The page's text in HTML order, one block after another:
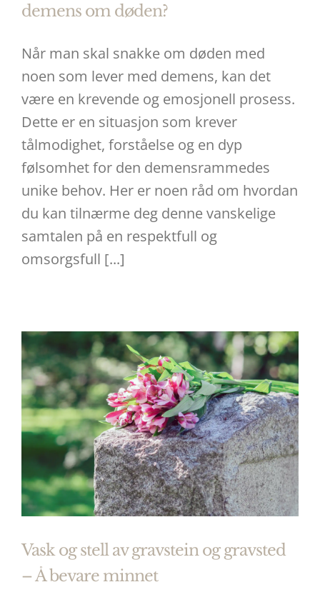
demens om døden?
Når man skal snakke om døden med
noen som lever med demens, kan det
være en krevende og emosjonell prosess.
Dette er en situasjon som krever
tålmodighet, forståelse og en dyp
følsomhet for den demensrammedes
unike behov. Her er noen råd om hvordan
du kan tilnærme deg denne vanskelige
samtalen på en respektfull og
omsorgsfull [...]
Vask og stell av gravstein og gravsted
– Å bevare minnet